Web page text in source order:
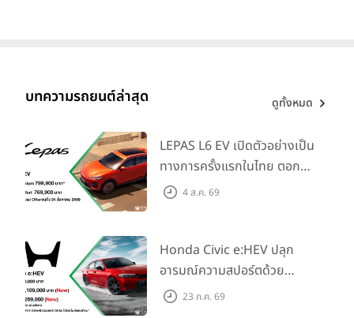
บทความรถยนต์ล่าสุด ดูทั้งหมด
LEPAS L6 EV เปิดตัวอย่างเป็น
ทางการครั้งแรกในไทย ตอกย้ำ
วิสัยทัศน์ “Drive Your
4 ส.ค. 69
Honda Civic e:HEV ปลุก
อารมณ์ความสปอร์ตด้วย
Honda S+ Shift ครั้งแรกใน
23 ก.ค. 69